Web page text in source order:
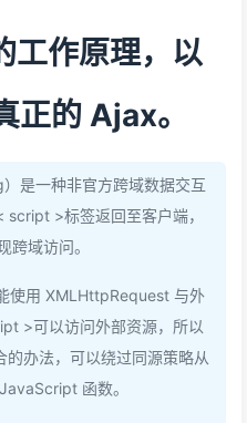
工作原理，以
正的 Ajax。
是一种非官方跨域数据交互
>标签返回至客户端，
域访问。
使用 XMLHttpRequest 与外
>可以访问外部资源，所以
办法，可以绕过同源策略从
函数。